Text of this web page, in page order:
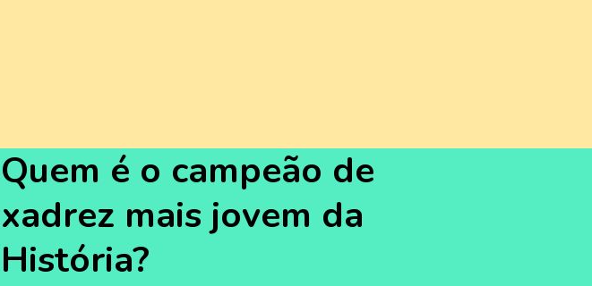
Quem é o campeão de
xadrez mais jovem da
História?